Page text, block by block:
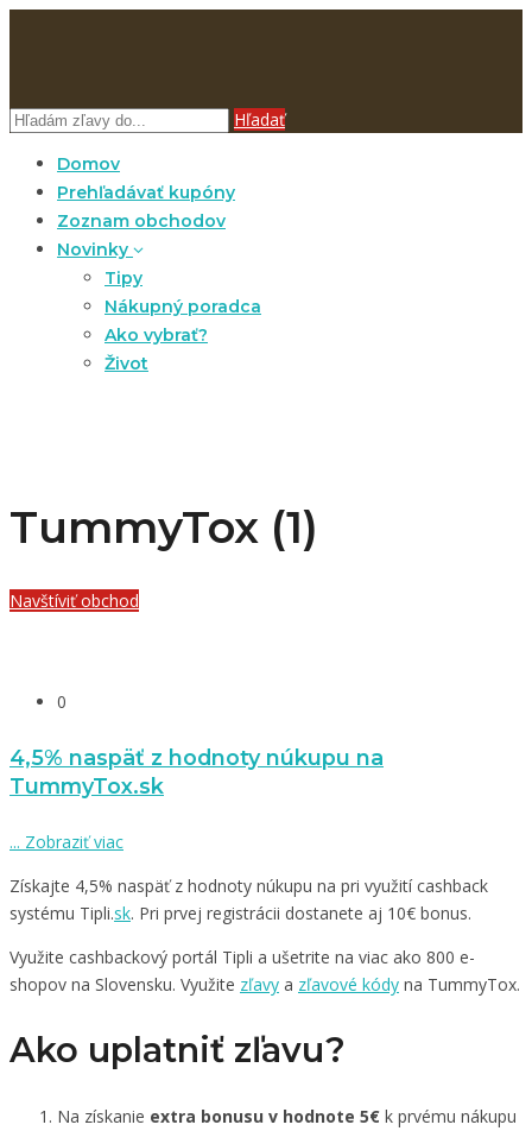
Hľadať
Domov
Prehľadávať kupóny
Zoznam obchodov
Novinky
Tipy
Nákupný poradca
Ako vybrať?
Život
TummyTox (1)
Navštíviť obchod
0
4,5% naspäť z hodnoty núkupu na
TummyTox.sk
... Zobraziť viac
Získajte 4,5% naspäť z hodnoty núkupu na pri využití cashback
systému Tipli.sk. Pri prvej registrácii dostanete aj 10€ bonus.
Využite cashbackový portál Tipli a ušetrite na viac ako 800 e-
shopov na Slovensku. Využite zľavy a zľavové kódy na TummyTox.
Ako uplatniť zľavu?
Na získanie extra bonusu v hodnote 5€ k prvému nákupu